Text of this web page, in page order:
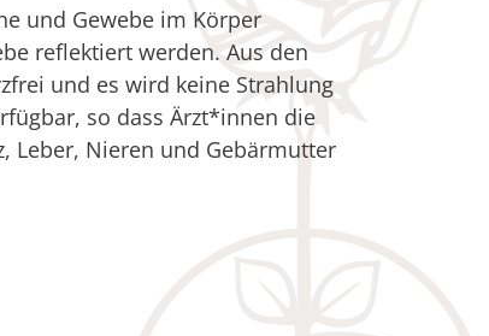
und Gewebe im Körper
reflektiert werden. Aus den
und es wird keine Strahlung
so dass Ärzt*innen die
Leber, Nieren und Gebärmutter